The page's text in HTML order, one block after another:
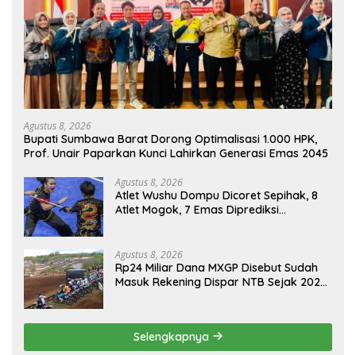
Agustus 8, 2026
Bupati Sumbawa Barat Dorong Optimalisasi 1.000 HPK,
Prof. Unair Paparkan Kunci Lahirkan Generasi Emas 2045
Agustus 8, 2026
Atlet Wushu Dompu Dicoret Sepihak, 8
Atlet Mogok, 7 Emas Diprediksi
Agustus 8, 2026
Rp24 Miliar Dana MXGP Disebut Sudah
Masuk Rekening Dispar NTB Sejak 2024,
Selengkapnya